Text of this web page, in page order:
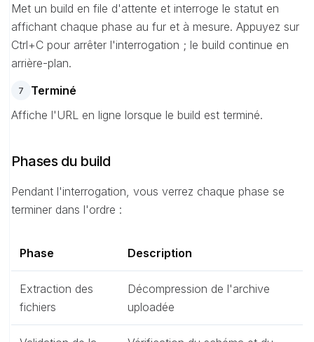
Met un build en file d'attente et interroge le statut en
affichant chaque phase au fur et à mesure. Appuyez sur
Ctrl+C pour arrêter l'interrogation ; le build continue en
arrière-plan.
7
Terminé
Affiche l'URL en ligne lorsque le build est terminé.
Phases du build
Pendant l'interrogation, vous verrez chaque phase se
terminer dans l'ordre :
Phase Description
Extraction des
fichiers
Décompression de l'archive
uploadée